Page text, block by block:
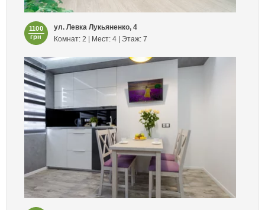
1100
грн
ул. Левка Лукьяненко, 4
Комнат: 2 | Мест: 4 | Этаж: 7